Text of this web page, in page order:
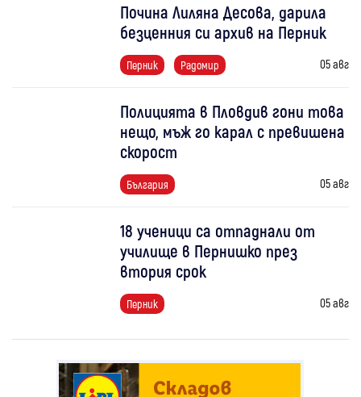
Почина Лиляна Десова, дарила
безценния си архив на Перник
Перник Радомир 05 авг
Полицията в Пловдив гони това
нещо, мъж го карал с превишена
скорост
България 05 авг
18 ученици са отпаднали от
училище в Пернишко през
втория срок
Перник 05 авг